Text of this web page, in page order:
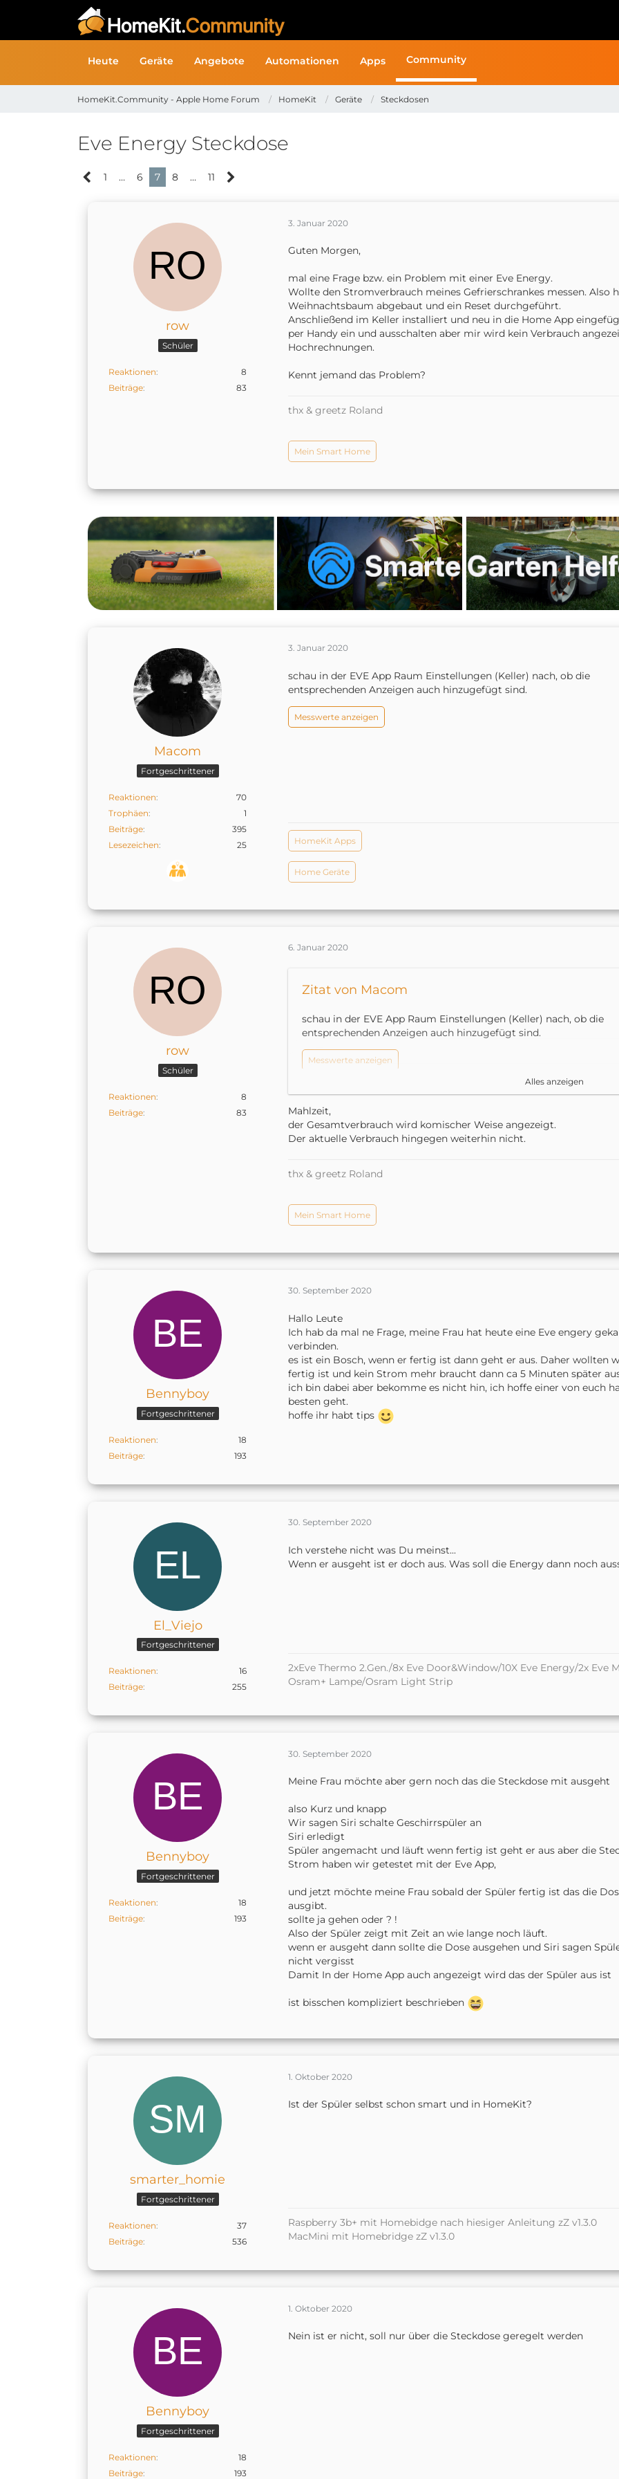
Heute Geräte Angebote Automationen Apps Community
HomeKit.Community - Apple Home Forum HomeKit Geräte Steckdosen
Eve Energy Steckdose
1 … 6 7 8 … 11
row
Schüler
Reaktionen
8
Beiträge
83
3. Januar 2020
Guten Morgen,
mal eine Frage bzw. ein Problem mit einer Eve Energy.
Wollte den Stromverbrauch meines Gefrierschrankes messen. Also
Weihnachtsbaum abgebaut und ein Reset durchgeführt.
Anschließend im Keller installiert und neu in die Home App
per Handy ein und ausschalten aber mir wird kein Verbrauch
Hochrechnungen.
Kennt jemand das Problem?
thx & greetz Roland
Mein Smart Home
Macom
Fortgeschrittener
Reaktionen
70
Trophäen
1
Beiträge
395
Lesezeichen
25
3. Januar 2020
schau in der EVE App Raum Einstellungen (Keller) nach, ob die
entsprechenden Anzeigen auch hinzugefügt sind.
Messwerte anzeigen
HomeKit Apps
Home Geräte
row
Schüler
Reaktionen
8
Beiträge
83
6. Januar 2020
Zitat von Macom
schau in der EVE App Raum Einstellungen (Keller) nach, ob die
entsprechenden Anzeigen auch hinzugefügt sind.
Messwerte anzeigen
Alles anzeigen
Mahlzeit,
der Gesamtverbrauch wird komischer Weise angezeigt.
Der aktuelle Verbrauch hingegen weiterhin nicht.
thx & greetz Roland
Mein Smart Home
Bennyboy
Fortgeschrittener
Reaktionen
18
Beiträge
193
30. September 2020
Hallo Leute
Ich hab da mal ne Frage, meine Frau hat heute eine Eve engery
verbinden.
es ist ein Bosch, wenn er fertig ist dann geht er aus. Daher wollten
fertig ist und kein Strom mehr braucht dann ca 5 Minuten später
ich bin dabei aber bekomme es nicht hin, ich hoffe einer von euch
besten geht.
hoffe ihr habt tips
El_Viejo
Fortgeschrittener
Reaktionen
16
Beiträge
255
30. September 2020
Ich verstehe nicht was Du meinst...
Wenn er ausgeht ist er doch aus. Was soll die Energy dann noch
2xEve Thermo 2.Gen./8x Eve Door&Window/10X Eve Energy/2x Eve
Osram+ Lampe/Osram Light Strip
Bennyboy
Fortgeschrittener
Reaktionen
18
Beiträge
193
30. September 2020
Meine Frau möchte aber gern noch das die Steckdose mit ausgeht
also Kurz und knapp
Wir sagen Siri schalte Geschirrspüler an
Siri erledigt
Spüler angemacht und läuft wenn fertig ist geht er aus aber die
Strom haben wir getestet mit der Eve App,
und jetzt möchte meine Frau sobald der Spüler fertig ist das die
ausgibt.
sollte ja gehen oder ? !
Also der Spüler zeigt mit Zeit an wie lange noch läuft.
wenn er ausgeht dann sollte die Dose ausgehen und Siri sagen
nicht vergisst
Damit In der Home App auch angezeigt wird das der Spüler aus ist
ist bisschen kompliziert beschrieben
smarter_homie
Fortgeschrittener
Reaktionen
37
Beiträge
536
1. Oktober 2020
Ist der Spüler selbst schon smart und in HomeKit?
Raspberry 3b+ mit Homebidge nach hiesiger Anleitung zZ v1.3.0
MacMini mit Homebridge zZ v1.3.0
Bennyboy
Fortgeschrittener
Reaktionen
18
Beiträge
193
1. Oktober 2020
Nein ist er nicht, soll nur über die Steckdose geregelt werden